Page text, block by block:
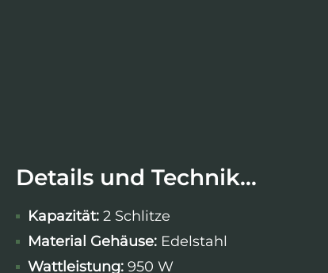
Details und Technik...
Kapazität: 2 Schlitze
Material Gehäuse: Edelstahl
Wattleistung: 950 W